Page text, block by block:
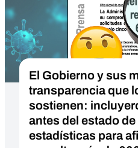
El Gobierno y sus
transparencia que
sostienen:
antes del estado
estadísticas para